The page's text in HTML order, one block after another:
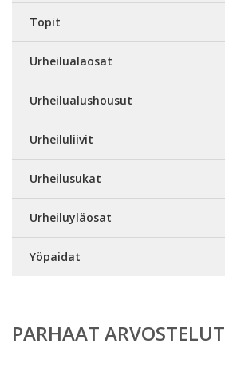
Topit
Urheilualaosat
Urheilualushousut
Urheiluliivit
Urheilusukat
Urheiluyläosat
Yöpaidat
PARHAAT ARVOSTELUT